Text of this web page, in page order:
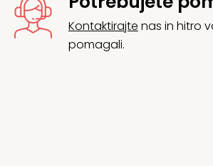
Kontaktirajte nas in hitro
pomagali.